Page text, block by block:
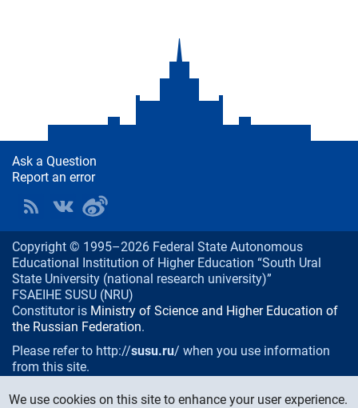
Ask a Question
Report an error
Copyright © 1995–2026 Federal State Autonomous
Educational Institution of Higher Education “South Ural
State University (national research university)”
FSAEIHE SUSU (NRU)
Constitutor is Ministry of Science and Higher Education of
the Russian Federation.
Please refer to http://susu.ru/ when you use information
from this site.
76, Lenin prospekt, Chelyabinsk, Russia, 454080
We use cookies on this site to enhance your user experience.